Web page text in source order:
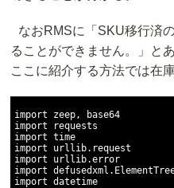
なおRMSに「SKU移行済
ることができません。」と
ここに紹介する方法では在
import zeep, base64
import requests
import time
import urllib.request
import urllib.error
import
import datetime